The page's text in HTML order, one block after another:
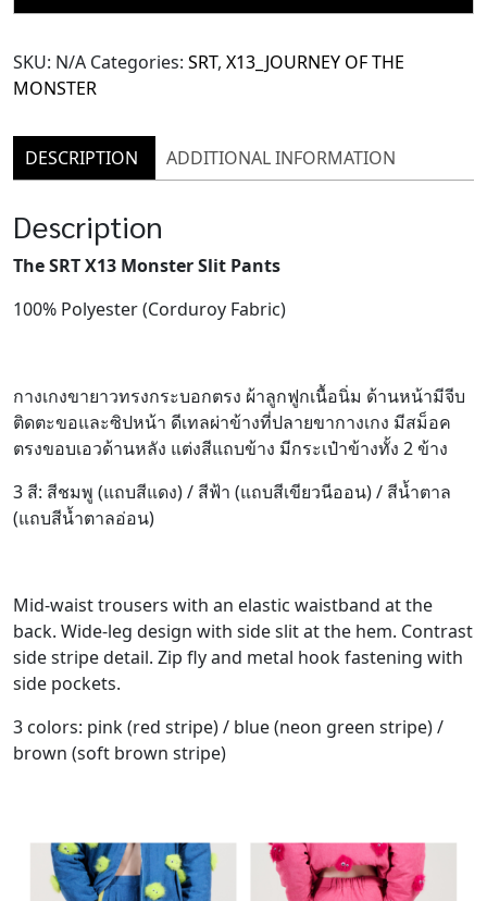
Monster
Pants
(TPN232)
SKU: N/A Categories: SRT, X13_JOURNEY OF THE
MONSTER
DESCRIPTION ADDITIONAL INFORMATION
Description
The SRT X13 Monster Slit Pants
100% Polyester (Corduroy Fabric)
กางเกงขายาวทรงกระบอกตรง ผ้าลูกฟูกเนื้อนิ่ม ด้านหน้ามีจีบ
ติดตะขอและซิปหน้า ดีเทลผ่าข้างที่ปลายขากางเกง มีสม็อค
ตรงขอบเอวด้านหลัง แต่งสีแถบข้าง มีกระเป๋าข้างทั้ง 2 ข้าง
3 สี: สีชมพู (แถบสีแดง) / สีฟ้า (แถบสีเขียวนีออน) / สีน้ำตาล
(แถบสีน้ำตาลอ่อน)
Mid-waist trousers with an elastic waistband at the
back. Wide-leg design with side slit at the hem. Contrast
side stripe detail. Zip fly and metal hook fastening with
side pockets.
3 colors: pink (red stripe) / blue (neon green stripe) /
brown (soft brown stripe)